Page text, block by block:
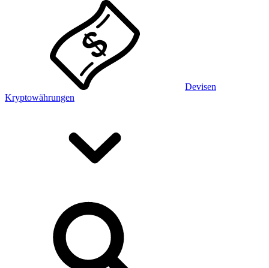
Devisen
Kryptowährungen